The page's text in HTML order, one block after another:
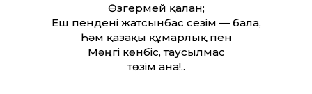
Өзгермей қалған;
Еш пендені жатсынбас сезім — бала,
Һәм қазақы құмарлық пен
Мәңгі көнбіс, таусылмас
төзім ғана!..